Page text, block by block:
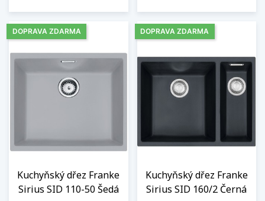
Kuchyňský dřez Franke
Sirius SID 110-50 Šedá
DOPRAVA ZDARMA
Kuchyňský dřez Franke
Sirius SID 160/2 Černá
DOPRAVA ZDARMA